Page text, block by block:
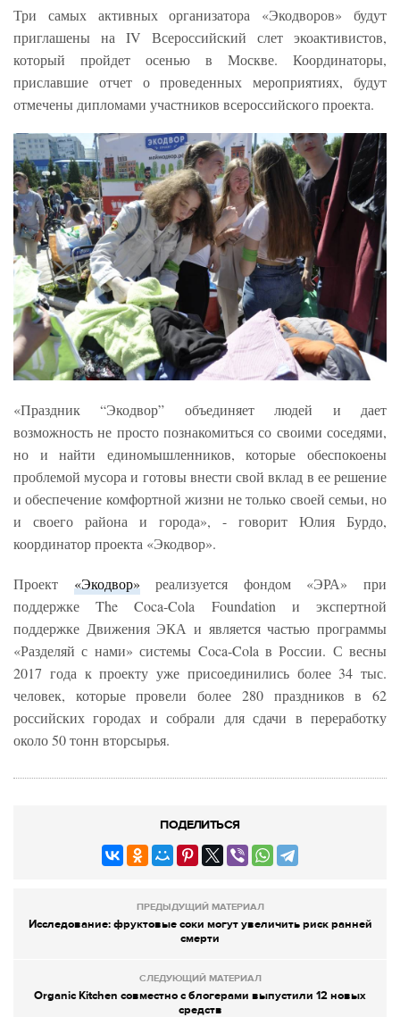
Три самых активных организатора «Экодворов» будут
приглашены на IV Всероссийский слет экоактивистов,
который пройдет осенью в Москве. Координаторы,
приславшие отчет о проведенных мероприятиях, будут
отмечены дипломами участников всероссийского проекта.
«Праздник “Экодвор” объединяет людей и дает
возможность не просто познакомиться со своими соседями,
но и найти единомышленников, которые обеспокоены
проблемой мусора и готовы внести свой вклад в ее решение
и обеспечение комфортной жизни не только своей семьи, но
и своего района и города», - говорит Юлия Бурдо,
координатор проекта «Экодвор».
Проект «Экодвор»реализуется фондом «ЭРА» при
поддержке The Coca-Cola Foundation и экспертной
поддержке Движения ЭКА и является частью программы
«Разделяй с нами» системы Coca-Cola в России. С весны
2017 года к проекту уже присоединились более 34 тыс.
человек, которые провели более 280 праздников в 62
российских городах и собрали для сдачи в переработку
около 50 тонн вторсырья.
ПОДЕЛИТЬСЯ
ПРЕДЫДУЩИЙ МАТЕРИАЛ
Исследование: фруктовые соки могут увеличить риск ранней
смерти
СЛЕДУЮЩИЙ МАТЕРИАЛ
Organic Kitchen совместно с блогерами выпустили 12 новых
средств